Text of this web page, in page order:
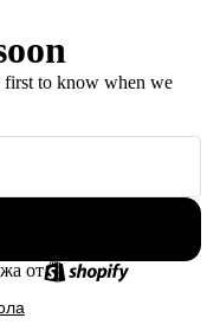
first to know when we
от